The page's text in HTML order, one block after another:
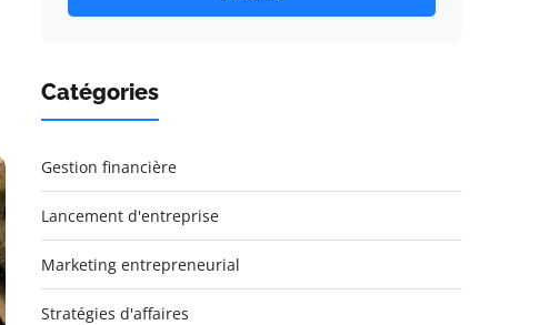
Catégories
Gestion financière
Lancement d'entreprise
Marketing entrepreneurial
Stratégies d'affaires